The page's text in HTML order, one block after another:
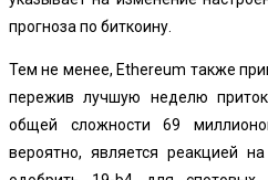
прогноза по биткоину.
Тем не менее, Ethereum также
пережив лучшую неделю
общей сложности 69
вероятно, является реакцией